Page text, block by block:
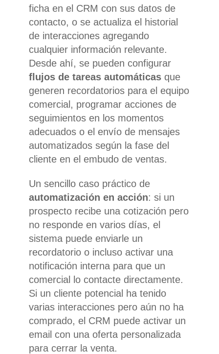
ficha en el CRM con sus datos de
contacto, o se actualiza el historial
de interacciones agregando
cualquier información relevante.
Desde ahí, se pueden configurar
flujos de tareas automáticas que
generen recordatorios para el equipo
comercial, programar acciones de
seguimientos en los momentos
adecuados o el envío de mensajes
automatizados según la fase del
cliente en el embudo de ventas.
Un sencillo caso práctico de
automatización en acción: si un
prospecto recibe una cotización pero
no responde en varios días, el
sistema puede enviarle un
recordatorio o incluso activar una
notificación interna para que un
comercial lo contacte directamente.
Si un cliente potencial ha tenido
varias interacciones pero aún no ha
comprado, el CRM puede activar un
email con una oferta personalizada
para cerrar la venta.